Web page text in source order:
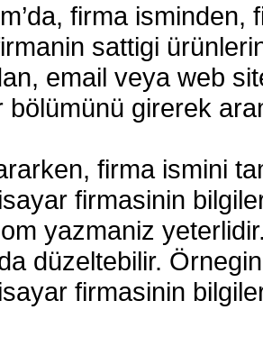
firma
sattigi
email veya web
bölümünü girerek
firma ismini
firmasinin
yazmaniz
düzeltebilir.
firmasinin